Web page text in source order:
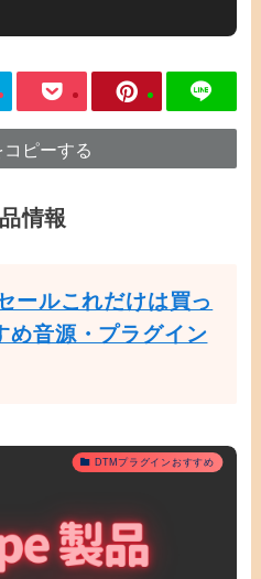
ピーする
情報
ールこれだけは買っ
め音源・プラグイン
DTMプラグインおすすめ